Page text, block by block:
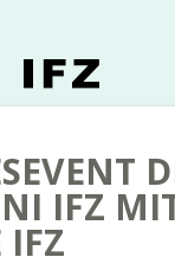
IFZ
IFZ